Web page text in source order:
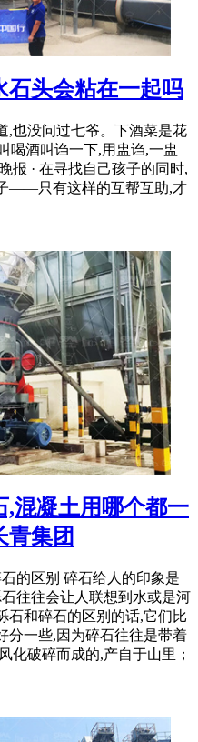
石头会粘在一起吗
,也没问过七爷。下酒菜是花
喝酒叫诌一下,用盅诌,一盅
报 · 在寻找自己孩子的同时,
——只有这样的互帮互助,才
,混凝土用哪个都一
青集团
的区别 碎石给人的印象是
往往会让人联想到水或是河
石和碎石的区别的话,它们比
分一些,因为碎石往往是带着
化破碎而成的,产自于山里；